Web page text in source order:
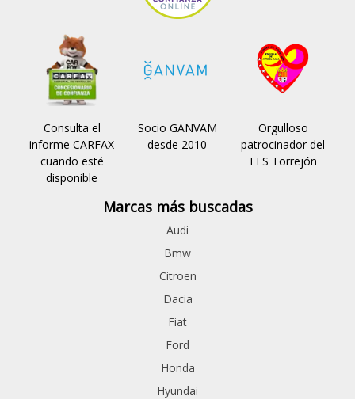
Consulta el
informe CARFAX
cuando esté
disponible
Socio GANVAM
desde 2010
Orgulloso
patrocinador del
EFS Torrejón
Marcas más buscadas
Audi
Bmw
Citroen
Dacia
Fiat
Ford
Honda
Hyundai